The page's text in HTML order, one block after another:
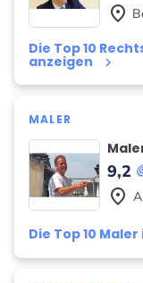
Die Top 10
anzeigen keyboard_arrow_right
place
MALER
9,2
Die Top 10
place